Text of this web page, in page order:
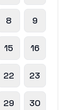
8 9
15 16
22 23
29 30